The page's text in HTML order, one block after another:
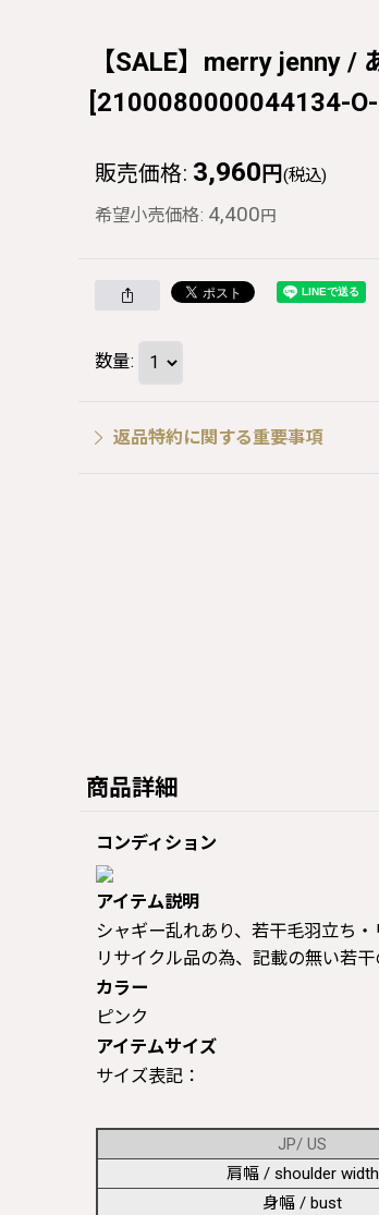
【SALE】merry jenny
[2100080000044134-
販売価格: 3,960 円 (税込)
希望小売価格: 4,400円
数量:
返品特約に関する重要事項
商品詳細
コンディション
アイテム説明
シャギー乱れあり、若干毛羽立ち
リサイクル品の為、記載の無い若
カラー
ピンク
アイテムサイズ
サイズ表記：
JP/ US
肩幅 / shoulder width
身幅 / bust